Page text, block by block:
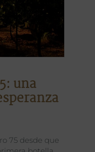
una
75 desde que